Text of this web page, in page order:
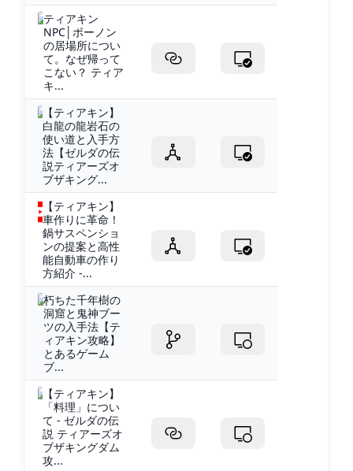
ティアキン
NPC│ボーノン
の居場所につい
て。なぜ帰って
こない？ ティア
キ...
【ティアキン】
白龍の龍岩石の
使い道と入手方
法【ゼルダの伝
説ティアーズオ
ブザキング...
【ティアキン】
車作りに革命！
鍋サスペンショ
ンの提案と高性
能自動車の作り
方紹介 -...
朽ちた千年樹の
洞窟と鬼神ブー
ツの入手法【テ
ィアキン攻略】
とあるゲーム
ブ...
【ティアキン】
「料理」につい
て - ゼルダの伝
説 ティアーズオ
ブザキングダム
攻...